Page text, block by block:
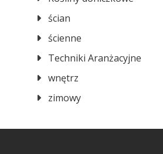
ścian
ścienne
Techniki Aranżacyjne
wnętrz
zimowy